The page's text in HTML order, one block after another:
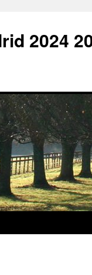
2024